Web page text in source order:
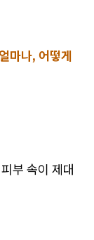
얼마나, 어떻게
피부 속이 제대